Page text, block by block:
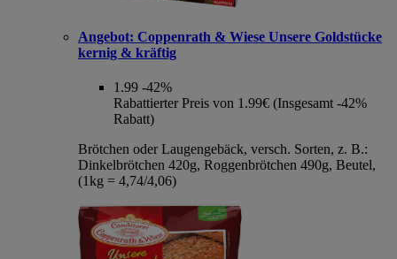
Angebot: Coppenrath & Wiese Unsere Goldstücke
kernig & kräftig
1.99 -42%
Rabattierter Preis von 1.99€ (Insgesamt -42%
Rabatt)
Brötchen oder Laugengebäck, versch. Sorten, z. B.:
Dinkelbrötchen 420g, Roggenbrötchen 490g, Beutel,
(1kg = 4,74/4,06)